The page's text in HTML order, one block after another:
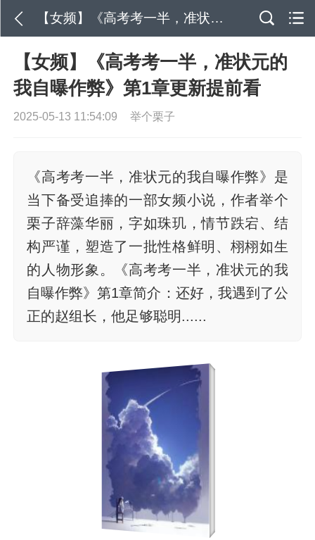
【女频】《高考考一半，准状元的我自曝作弊》第1章更新提前看
【女频】《高考考一半，准状元的
我自曝作弊》第1章更新提前看
2025-05-13 11:54:09 举个栗子
《高考考一半，准状元的我自曝作弊》是
当下备受追捧的一部女频小说，作者举个
栗子辞藻华丽，字如珠玑，情节跌宕、结
构严谨，塑造了一批性格鲜明、栩栩如生
的人物形象。《高考考一半，准状元的我
自曝作弊》第1章简介：还好，我遇到了公
正的赵组长，他足够聪明......